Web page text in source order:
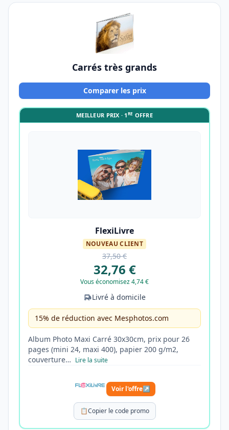
Carrés très grands
Comparer les prix
MEILLEUR PRIX · 1RE OFFRE
FlexiLivre
NOUVEAU CLIENT
37,50 €
32,76 €
Vous économisez 4,74 €
Livré à domicile
15% de réduction avec Mesphotos.com
Album Photo Maxi Carré 30x30cm, prix pour 26
pages (mini 24, maxi 400), papier 200 g/m2,
couverture… Lire la suite
Voir l'offre↗
📋Copier le code promo